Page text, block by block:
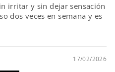
irritar y sin dejar sensación
dos veces en semana y es
17/02/2026